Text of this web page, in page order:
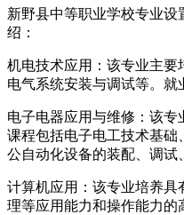
新野县中等职业学校专业
绍：
机电技术应用：该专业主要
电气系统安装与调试等。就
电子电器应用与维修：该
课程包括电子电工技术基
公自动化设备的装配、调试
计算机应用：该专业培养
理等应用能力和操作能力的